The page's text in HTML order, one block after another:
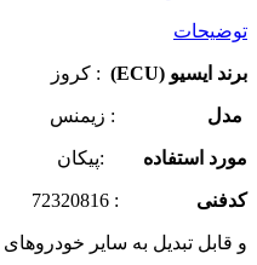
توضیحات
برند ایسیو (ECU) : کروز
مدل : زیمنس
مورد استفاده :پیکان
کدفنی : 72320816
و قابل تبدیل به سایر